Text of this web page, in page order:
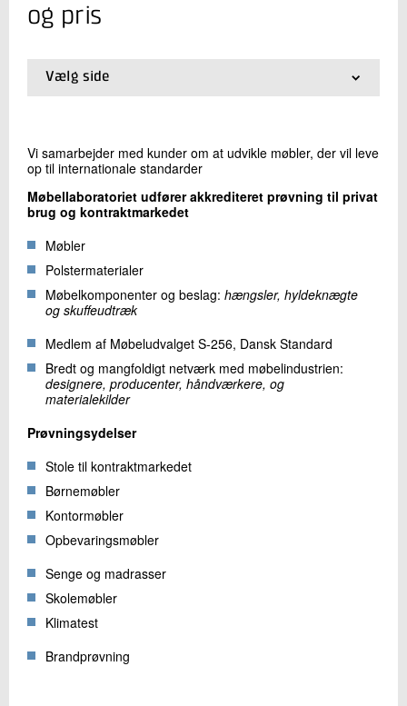
+45 72 20 23 90
Send e-mail
Skriv til mig
og pris
Vælg side
01.Forside
Vi samarbejder med kunder om at udvikle møbler, der vil leve
op til internationale standarder
Møbellaboratoriet udfører akkrediteret prøvning til privat
brug og kontraktmarkedet
Møbler
Polstermaterialer
Møbelkomponenter og beslag: hængsler, hyldeknægte
og skuffeudtræk
Medlem af Møbeludvalget S-256, Dansk Standard
Bredt og mangfoldigt netværk med møbelindustrien:
designere, producenter, håndværkere, og
materialekilder
Prøvningsydelser
Stole til kontraktmarkedet
Børnemøbler
Kontormøbler
Opbevaringsmøbler
Senge og madrasser
Skolemøbler
Klimatest
Brandprøvning